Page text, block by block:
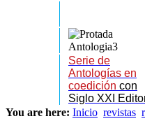
Serie de
Antologías en
coedición con
Siglo XXI
You are here: Inicio revistas